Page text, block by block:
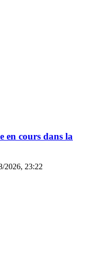
en cours dans la
2026, 23:22